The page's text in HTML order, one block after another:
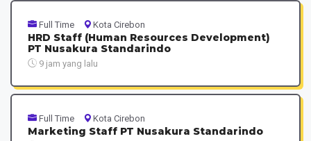
Full Time Kota Cirebon
HRD Staff (Human Resources Development)
PT Nusakura Standarindo
9 jam yang lalu
Full Time Kota Cirebon
Marketing Staff PT Nusakura Standarindo